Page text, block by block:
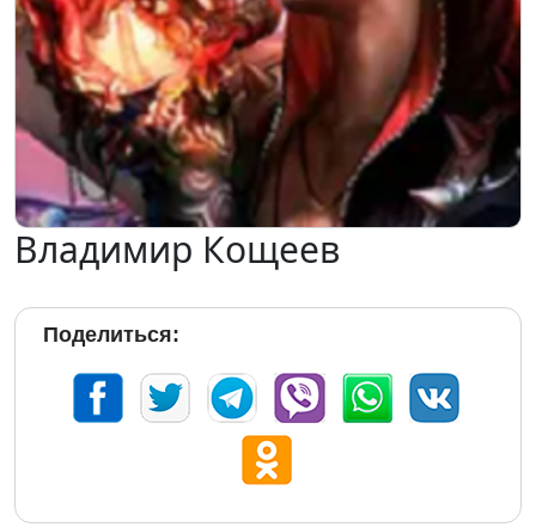
Владимир Кощеев
Поделиться: